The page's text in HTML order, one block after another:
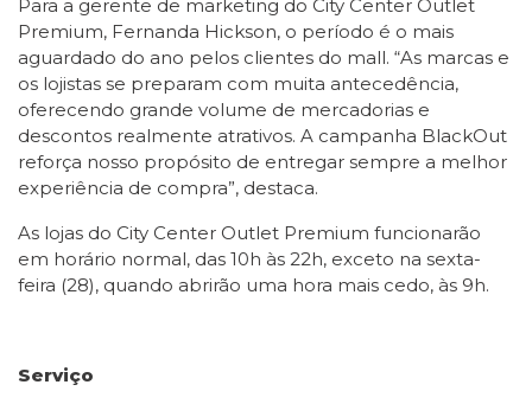
Para a gerente de marketing do City Center Outlet
Premium, Fernanda Hickson, o período é o mais
aguardado do ano pelos clientes do mall. “As marcas e
os lojistas se preparam com muita antecedência,
oferecendo grande volume de mercadorias e
descontos realmente atrativos. A campanha BlackOut
reforça nosso propósito de entregar sempre a melhor
experiência de compra”, destaca.
As lojas do City Center Outlet Premium funcionarão
em horário normal, das 10h às 22h, exceto na sexta-
feira (28), quando abrirão uma hora mais cedo, às 9h.
Serviço